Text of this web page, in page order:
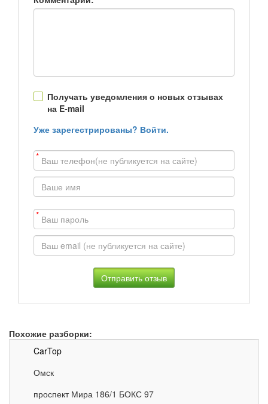
Получать уведомления о новых отзывах
на E-mail
Уже зарегестрированы? Войти.
*
*
Похожие разборки:
CarTop
Омск
проспект Мира 186/1 БОКС 97